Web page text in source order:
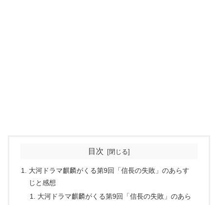
目次
大河ドラマ麒麟がくる第9回「信長の失敗」のあらす
じと感想
大河ドラマ麒麟がくる第9回「信長の失敗」のあら